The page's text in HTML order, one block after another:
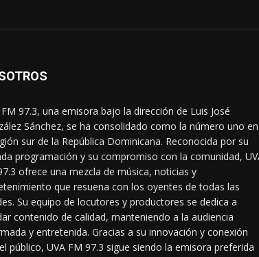
FM 97.3, una emisora bajo la dirección de Luis José
Sánchez, se ha consolidado como la número uno en
sur de la República Dominicana. Reconocida por su
programación y su compromiso con la comunidad,
ofrece una mezcla de música, noticias y
que resuena con los oyentes de todas las
Su equipo de locutores y productores se dedica a
contenido de calidad, manteniendo a la audiencia
y entretenida. Gracias a su innovación y conexión
público, UVA FM 97.3 sigue siendo la emisora preferida